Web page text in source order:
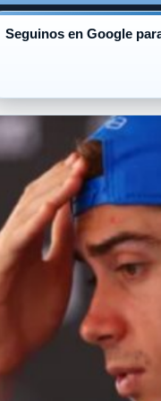
Seguinos en Google